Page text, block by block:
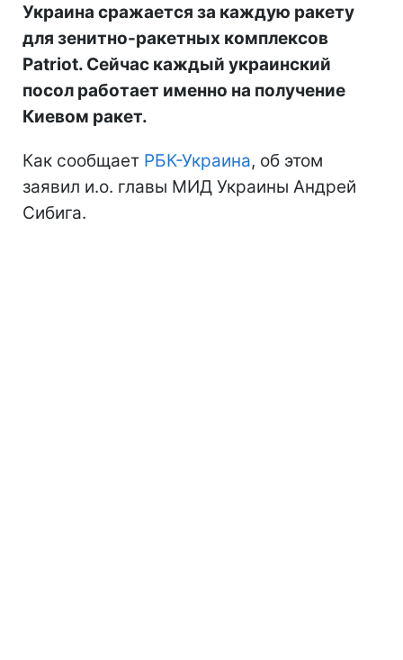
Украина сражается за каждую ракету
для зенитно-ракетных комплексов
Patriot. Сейчас каждый украинский
посол работает именно на получение
Киевом ракет.
Как сообщает РБК-Украина, об этом
заявил и.о. главы МИД Украины Андрей
Сибига.